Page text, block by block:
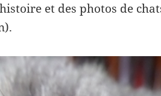
et des photos de